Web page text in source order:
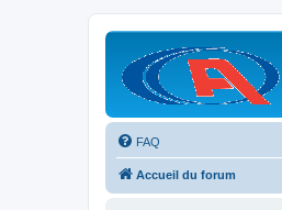
FAQ
Accueil du forum